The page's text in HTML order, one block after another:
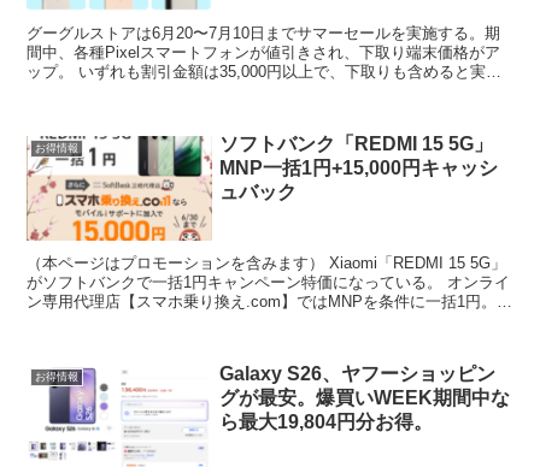
グーグルストアは6月20〜7月10日までサマーセールを実施する。期
間中、各種Pixelスマートフォンが値引きされ、下取り端末価格がア
ップ。 いずれも割引金額は35,000円以上で、下取りも含めると実質
お得情報
ソフトバンク「REDMI 15 5G」
MNP一括1円+15,000円キャッシ
ュバック
（本ページはプロモーションを含みます） Xiaomi「REDMI 15 5G」
がソフトバンクで一括1円キャンペーン特価になっている。 オンライ
ン専用代理店【スマホ乗り換え.com】ではMNPを条件に一括1円。さ
お得情報
Galaxy S26、ヤフーショッピン
グが最安。爆買いWEEK期間中な
ら最大19,804円分お得。